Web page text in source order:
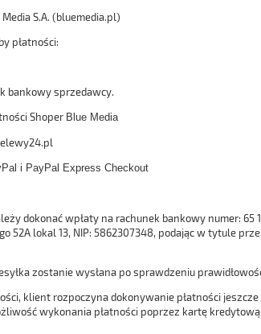
S.A. (bluemedia.pl)
płatności:
bankowy sprzedawcy.
Shoper Blue Media
i PayPal Express Checkout
dokonać wpłaty na rachunek bankowy numer: 65
52A lokal 13, NIP: 5862307348, podając w tytule
zostanie wysłana po sprawdzeniu
klient rozpoczyna dokonywanie płatności
wykonania płatności poprzez kartę